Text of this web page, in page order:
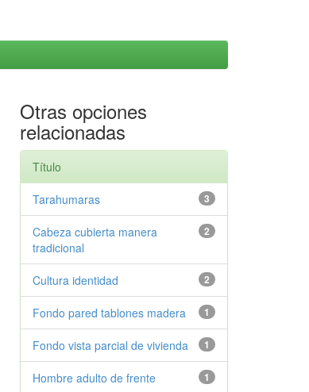
Otras opciones
relacionadas
Título
3
Tarahumaras
2
Cabeza cubierta manera
tradicional
2
Cultura identidad
1
Fondo pared tablones madera
1
Fondo vista parcial de vivienda
1
Hombre adulto de frente